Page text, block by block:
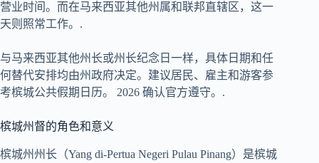
营业时间。而在马来西亚其他州属和联邦直辖区，这一
天则照常工作。.
与马来西亚其他州长或州长纪念日一样，具体日期和任
何替代安排均由州政府决定。建议居民、雇主和游客参
考槟城公共假期日历。 2026 确认官方遵守。.
槟城州督的角色和意义
槟城州州长（Yang di-Pertua Negeri Pulau Pinang）是槟城